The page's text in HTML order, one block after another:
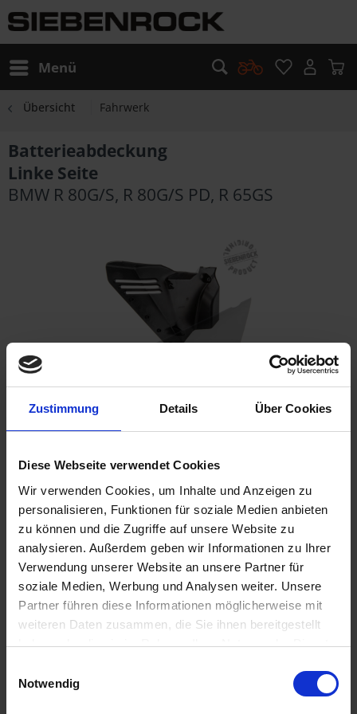
Zustimmung Details Über Cookies
Diese Webseite verwendet Cookies
Wir verwenden Cookies, um Inhalte und Anzeigen zu
personalisieren, Funktionen für soziale Medien anbieten
zu können und die Zugriffe auf unsere Website zu
analysieren. Außerdem geben wir Informationen zu Ihrer
Verwendung unserer Website an unsere Partner für
soziale Medien, Werbung und Analysen weiter. Unsere
Partner führen diese Informationen möglicherweise mit
weiteren Daten zusammen, die Sie ihnen bereitgestellt
haben oder die sie im Rahmen Ihrer Nutzung der Dienste
Cookies, wenn Sie unsere Webseite weiterhin nutzen.
Notwendig
Menü
Übersicht Fahrwerk
Batterieabdeckung
Linke Seite
BMW R 80G/S, R 80G/S PD, R 65GS
inkl. ges. USt.,zzgl. Versandkosten
Sofort versandfertig, Lieferzeit ca. 2-4 Werktage innerhalb
Deutschlands
In denWarenkorb
Merken Bewerten
Artikel Nr.: 4663639
Beschreibung
Neuauflage in PE- Spritzguss schwarz, lackierfähig. In
absolut originalgetreuer Optik und daher...